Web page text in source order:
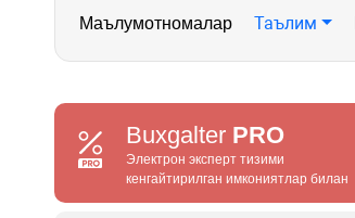
Маълумотномалар Таълим
Buxgalter PRO
Электрон эксперт тизими
кенгайтирилган имкониятлар билан